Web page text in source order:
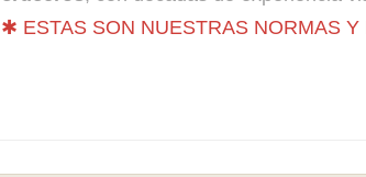
✱ ESTAS SON NUESTRAS NORMAS